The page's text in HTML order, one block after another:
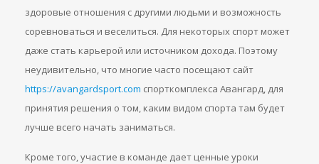
здоровые отношения с другими людьми и возможность
соревноваться и веселиться. Для некоторых спорт может
даже стать карьерой или источником дохода. Поэтому
неудивительно, что многие часто посещают сайт
https://avangardsport.com спорткомплекса Авангард, для
принятия решения о том, каким видом спорта там будет
лучше всего начать заниматься.
Кроме того, участие в команде дает ценные уроки